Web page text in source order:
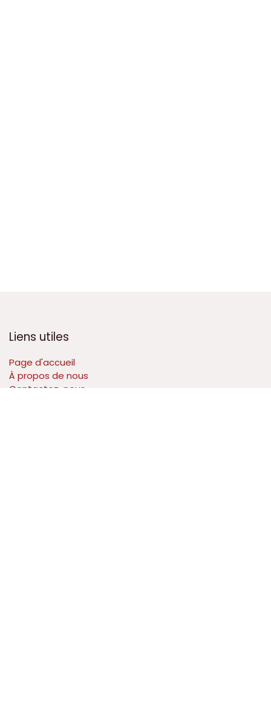
Liens utiles
Page d'accueil
À propos de nous
Contactez-nous